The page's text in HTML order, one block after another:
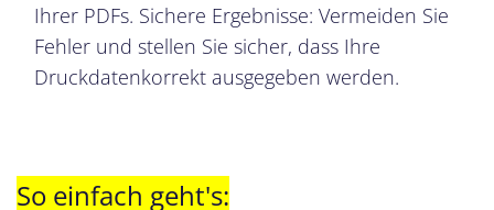
Ihrer PDFs. Sichere Ergebnisse: Vermeiden Sie
Fehler und stellen Sie sicher, dass Ihre
Druckdatenkorrekt ausgegeben werden.
So einfach geht's: